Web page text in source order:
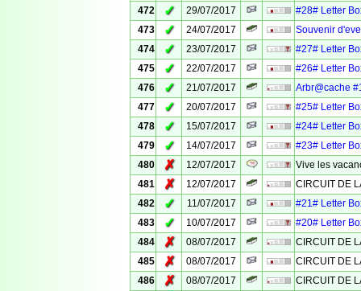
472
✓ 29/07/2017
#28# Letter
473
✓ 24/07/2017
Souvenir
474
✓ 23/07/2017
#27# Letter
475
✓ 22/07/2017
#26# Letter
476
✓ 21/07/2017
Arbr@cache
477
✓ 20/07/2017
#25# Letter
478
✓ 15/07/2017
#24# Letter
479
✓ 14/07/2017
#23# Letter
480
✗ 12/07/2017
Vive les
481
✗ 12/07/2017
CIRCUIT DE
482
✓ 11/07/2017
#21# Letter
483
✓ 10/07/2017
#20# Letter
484
✗ 08/07/2017
CIRCUIT DE
485
✗ 08/07/2017
CIRCUIT DE
486
✗ 08/07/2017
CIRCUIT DE